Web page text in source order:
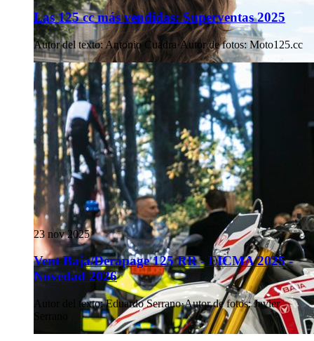
Las 125 cc más vendidas: Superventas 2025
Autor del texto:Antonio Cuadra·Autor de fotos: Moto125.cc
23 nov 2025
Vent Baja/Derapage 125 RR - EICMA 2025 -
Novedad 2026
Autor del texto: Eduardo Serrano·Autor de fotos: Javier
Serrano